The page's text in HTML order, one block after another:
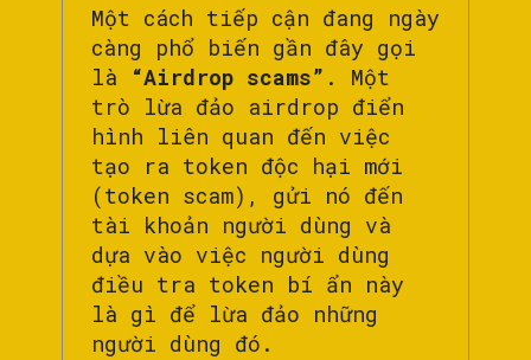
Một cách tiếp cận đang ngày
càng phổ biến gần đây gọi
là
“Airdrop scams” . Một
trò lừa đảo airdrop điển
hình liên quan đến việc
tạo ra token độc hại mới
(token scam), gửi nó đến
tài khoản người dùng và
dựa vào việc người dùng
điều tra token bí ẩn này
là gì để lừa đảo những
người dùng đó.